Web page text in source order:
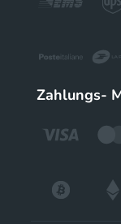
Zahlungs-